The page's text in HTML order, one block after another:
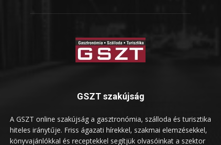
GSZT szakújság
A GSZT online szakújság a gasztronómia, szálloda és turisztika
hiteles iránytűje. Friss ágazati hírekkel, szakmai elemzésekkel,
könyvajánlókkal és receptekkel segítjük olvasóinkat a szektor